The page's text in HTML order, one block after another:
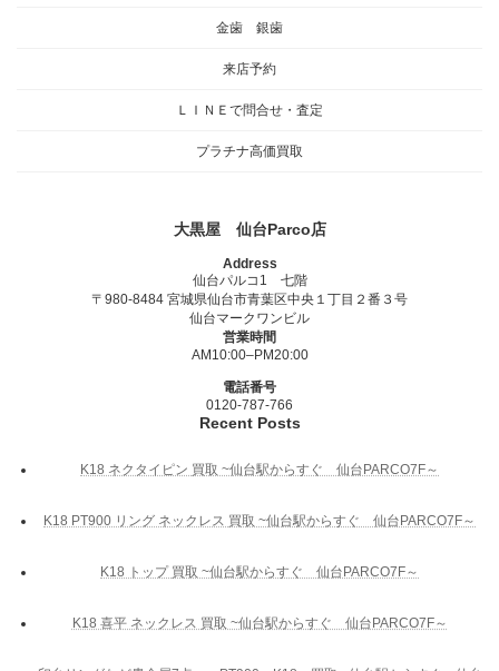
金歯 銀歯
来店予約
ＬＩＮＥで問合せ・査定
プラチナ高価買取
大黒屋 仙台Parco店
Address
仙台パルコ1 七階
〒980-8484 宮城県仙台市青葉区中央１丁目２番３号
仙台マークワンビル
営業時間
AM10:00–PM20:00
電話番号
0120-787-766
Recent Posts
K18 ネクタイピン 買取 ~仙台駅からすぐ 仙台PARCO7F～
K18 PT900 リング ネックレス 買取 ~仙台駅からすぐ 仙台PARCO7F～
K18 トップ 買取 ~仙台駅からすぐ 仙台PARCO7F～
K18 喜平 ネックレス 買取 ~仙台駅からすぐ 仙台PARCO7F～